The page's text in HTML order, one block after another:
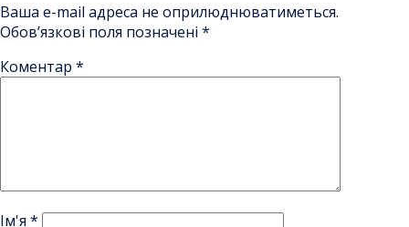
Ваша e-mail адреса не оприлюднюватиметься.
Обов’язкові поля позначені *
Коментар *
Ім'я *